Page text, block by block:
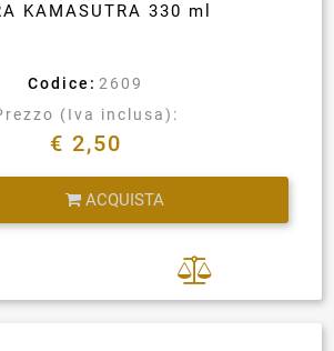
KAMASUTRA 330 ml
Codice: 2609
(Iva inclusa):
€ 2,50
ACQUISTA